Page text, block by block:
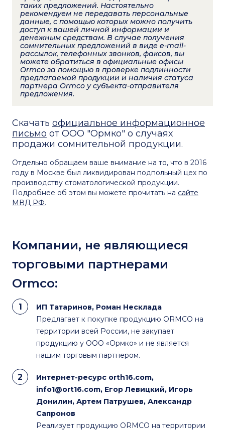
таких предложений. Настоятельно
рекомендуем не передавать персональные
данные, с помощью которых можно получить
доступ к вашей личной информации и
денежным средствам. В случае получения
сомнительных предложений в виде e-mail-
рассылок, телефонных звонков, факсов, вы
можете обратиться в официальные офисы
Ormco за помощью в проверке подлинности
предлагаемой продукции и наличия статуса
партнера Ormco у субъекта-отправителя
предложения.
Скачать официальное информационное
письмо от ООО "Ормко" о случаях
продажи сомнительной продукции.
Отдельно обращаем ваше внимание на то, что в 2016
году в Москве был ликвидирован подпольный цех по
производству стоматологической продукции.
Подробнее об этом вы можете прочитать на сайте
МВД РФ.
Компании, не являющиеся
торговыми партнерами
Ormco:
ИП Татаринов, Роман Несклада
Предлагает к покупке продукцию ORMCO на
территории всей России, не закупает
продукцию у ООО «Ормко» и не является
нашим торговым партнером.
Интернет-ресурс orth16.com,
info1@ort16.com, Егор Левицкий, Игорь
Донилин, Артем Патрушев, Александр
Сапронов
Реализует продукцию ORMCO на территории